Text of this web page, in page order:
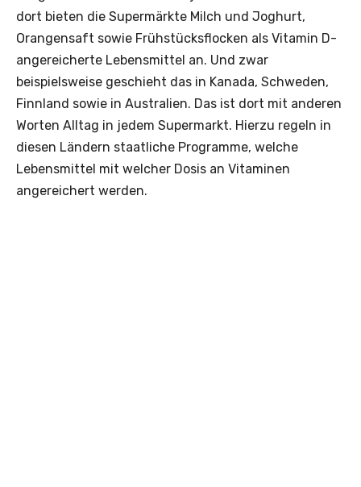
dort bieten die Supermärkte Milch und Joghurt,
Orangensaft sowie Frühstücksflocken als Vitamin D-
angereicherte Lebensmittel an. Und zwar
beispielsweise geschieht das in Kanada, Schweden,
Finnland sowie in Australien. Das ist dort mit anderen
Worten Alltag in jedem Supermarkt. Hierzu regeln in
diesen Ländern staatliche Programme, welche
Lebensmittel mit welcher Dosis an Vitaminen
angereichert werden.